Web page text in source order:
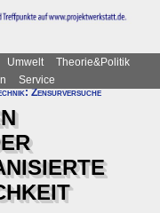
Umwelt
Theorie&Politik
Service
Zensurversuche